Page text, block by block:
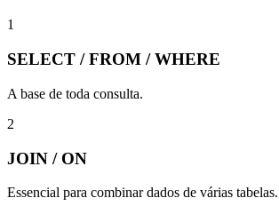
1
SELECT / FROM / WHERE
A base de toda consulta.
2
JOIN / ON
Essencial para combinar dados de várias tabelas.